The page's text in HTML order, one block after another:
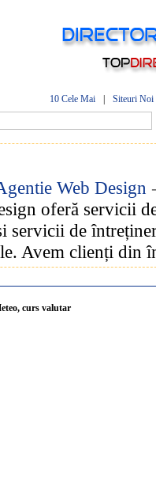
10 Cele Mai Siteuri Noi
Web Design
oferă servicii
servicii de
Avem clienți din
curs valutar